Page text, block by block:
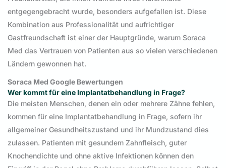
entgegengebracht wurde, besonders aufgefallen ist. Diese
Kombination aus Professionalität und aufrichtiger
Gastfreundschaft ist einer der Hauptgründe, warum Soraca
Med das Vertrauen von Patienten aus so vielen verschiedenen
Ländern gewonnen hat.
Soraca Med Google Bewertungen
Wer kommt für eine Implantatbehandlung in Frage?
Die meisten Menschen, denen ein oder mehrere Zähne fehlen,
kommen für eine Implantatbehandlung in Frage, sofern ihr
allgemeiner Gesundheitszustand und ihr Mundzustand dies
zulassen. Patienten mit gesundem Zahnfleisch, guter
Knochendichte und ohne aktive Infektionen können den